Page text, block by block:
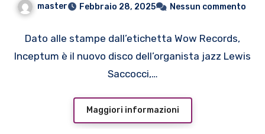
Inceptum sulle piattaforme
digitali e in copia fisica. Lo
stesso giorno, alle 18:00,
l’album sarà presentato
ufficialmente in concerto alla
Casa del Jazz di Roma
master Febbraio 28, 2025 Nessun commento
Dato alle stampe dall’etichetta Wow Records,
Inceptum è il nuovo disco dell’organista jazz Lewis
Saccocci,…
Maggiori informazioni